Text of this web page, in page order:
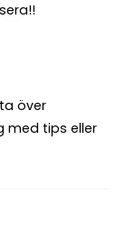
över
med tips eller